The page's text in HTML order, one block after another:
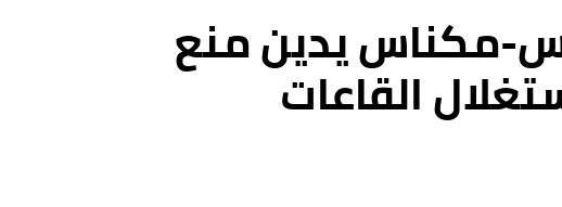
مكناس يدين منع
القاعات